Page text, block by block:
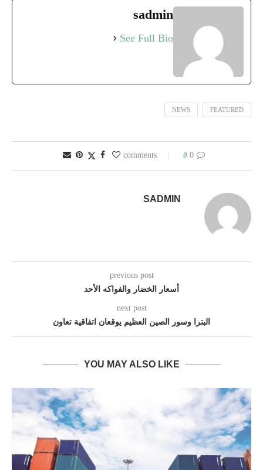
sadmin
See Full Bio
FEATURED
NEWS
0 comments
0
SADMIN
previous post
أسعار الخضار والفواكه الأحد
next post
البترا وسور الصين العظيم يوقعان اتفاقية تعاون
YOU MAY ALSO LIKE